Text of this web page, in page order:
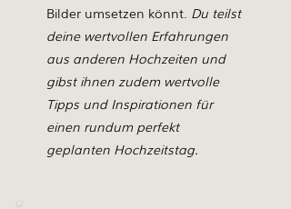
Bilder umsetzen könnt. Du teilst
deine wertvollen Erfahrungen
aus anderen Hochzeiten und
gibst ihnen zudem wertvolle
Tipps und Inspirationen für
einen rundum perfekt
geplanten Hochzeitstag.